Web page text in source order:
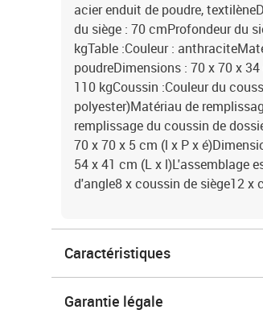
acier enduit de poudre,
du siège : 70 cmProfondeur du
kgTable :Couleur :
poudreDimensions : 70 x 70 x
110 kgCoussin :Couleur du
polyester)Matériau de
remplissage du coussin de
70 x 70 x 5 cm (l x P x
54 x 41 cm (L x l)L'assemblage
d'angle8 x coussin de siège12 x
Caractéristiques
Garantie légale